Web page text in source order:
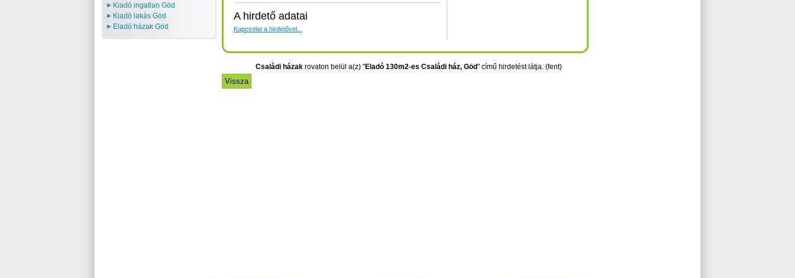
Kiadó ingatlan Göd
Kiadó lakás Göd
Eladó házak Göd
A hirdető adatai
Kapcsolat a hirdetővel...
Családi házak rovaton belül a(z) "Eladó 130m2-es Családi ház, Göd" című hirdetést látja. (fent)